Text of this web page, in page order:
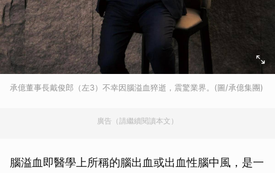
承億董事長戴俊郎（左3）不幸因腦溢血猝逝，震驚業界。(圖/承億集團)
廣告（請繼續閱讀本文）
腦溢血即醫學上所稱的腦出血或出血性腦中風，是一